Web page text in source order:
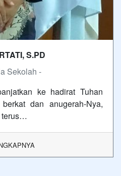
S.PD
Sekolah -
ke hadirat Tuhan
dan anugerah-Nya,
terus…